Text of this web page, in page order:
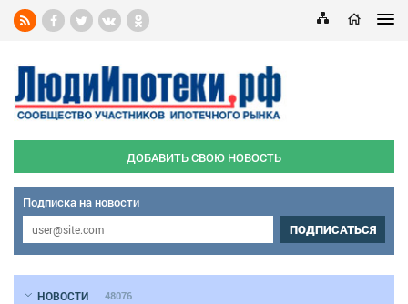
ДОБАВИТЬ СВОЮ НОВОСТЬ
Подписка на новости
ПОДПИСАТЬСЯ
НОВОСТИ 48076